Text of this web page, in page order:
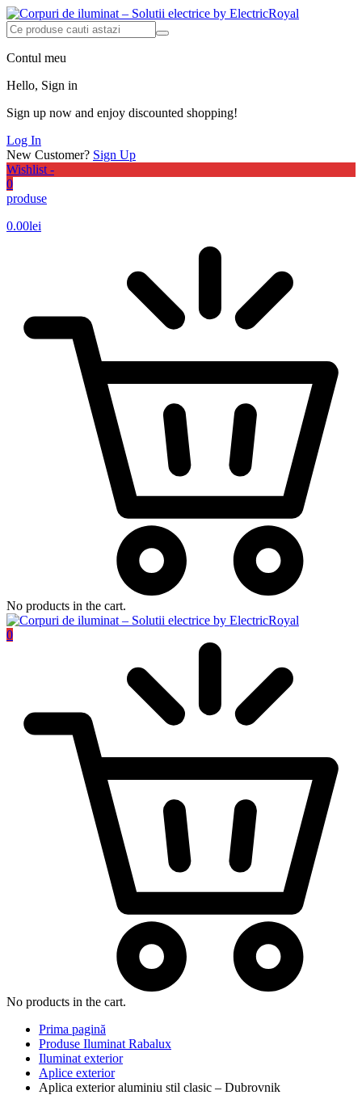
Contul meu
Hello, Sign in
Sign up now and enjoy discounted shopping!
Log In
New Customer? Sign Up
Wishlist -
0
produse
0.00lei
No products in the cart.
0
No products in the cart.
Prima pagină
Produse Iluminat Rabalux
Iluminat exterior
Aplice exterior
Aplica exterior aluminiu stil clasic – Dubrovnik